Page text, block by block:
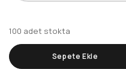
100 adet stokta
Sepete Ekle